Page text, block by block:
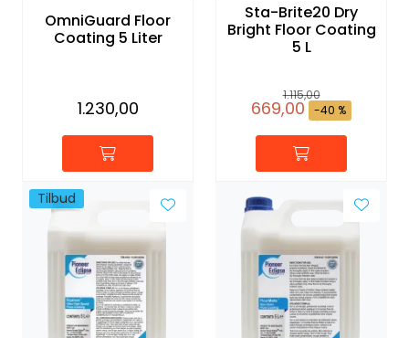
OmniGuard Floor
Coating 5 Liter
1.230,00
Sta-Brite20 Dry
Bright Floor Coating
5 L
1.115,00
669,00 -40 %
Tilbud